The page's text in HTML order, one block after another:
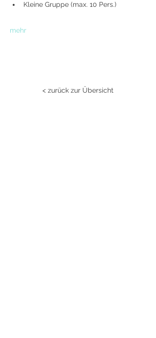
Kleine Gruppe (max. 10 Pers.)
mehr
< zurück zur Übersicht